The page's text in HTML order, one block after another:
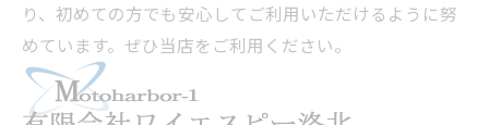
り、初めての方でも安心してご利用いただけるように努
めています。ぜひ当店をご利用ください。